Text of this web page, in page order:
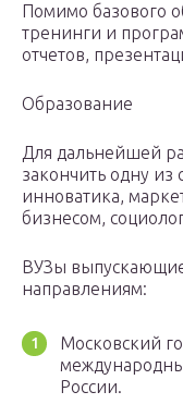
Помимо базового
тренинги и
отчетов,
Образование
Для дальнейшей
закончить одну из
инноватика,
бизнесом,
ВУЗы
направлениям:
Московский
России.